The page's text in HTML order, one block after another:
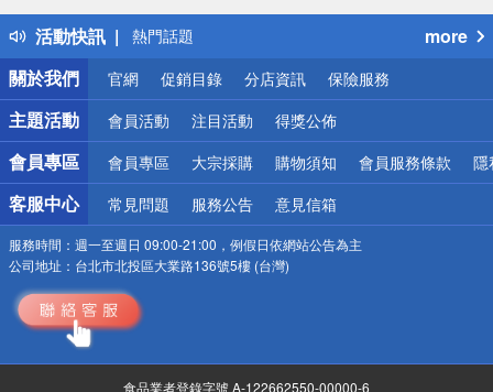
活動快訊
得獎公告
熱門話題
銀行優惠
偏遠地區配送
詐騙網頁！請小心！
more
關於我們
官網 促銷目錄 分店資訊 保險服務
主題活動 會員活動 注目活動 得獎公佈
會員專區 會員專區 大宗採購 購物須知 會員服務條款 隱
客服中心 常見問題 服務公告 意見信箱
服務時間： 週一至週日 09:00-21:00，例假日依網站公告為主
公司地址： 台北市北投區大業路136號5樓 (台灣)
食品業者登錄字號 A-122662550-00000-6